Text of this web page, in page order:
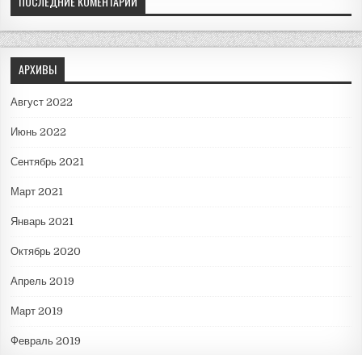
АРХИВЫ
Август 2022
Июнь 2022
Сентябрь 2021
Март 2021
Январь 2021
Октябрь 2020
Апрель 2019
Март 2019
Февраль 2019